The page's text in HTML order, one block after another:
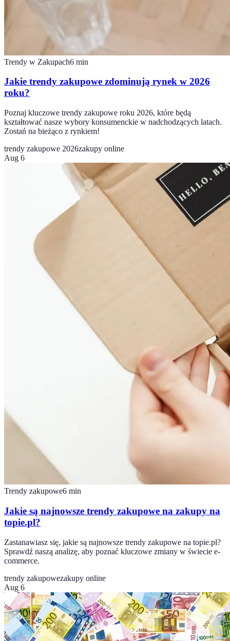
Trendy w Zakupach6 min
Jakie trendy zakupowe zdominują rynek w 2026
roku?
Poznaj kluczowe trendy zakupowe roku 2026, które będą
kształtować nasze wybory konsumenckie w nadchodzących latach.
Zostań na bieżąco z rynkiem!
trendy zakupowe 2026zakupy online
Aug 6
Trendy zakupowe6 min
Jakie są najnowsze trendy zakupowe na zakupy na
topie.pl?
Zastanawiasz się, jakie są najnowsze trendy zakupowe na topie.pl?
Sprawdź naszą analizę, aby poznać kluczowe zmiany w świecie e-
commerce.
trendy zakupowezakupy online
Aug 6